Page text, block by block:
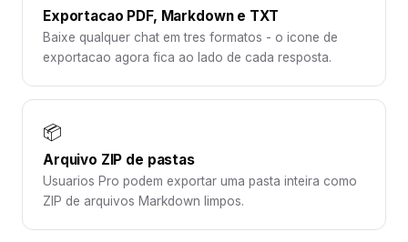
Exportacao PDF, Markdown e TXT
Baixe qualquer chat em tres formatos - o icone de
exportacao agora fica ao lado de cada resposta.
📦
Arquivo ZIP de pastas
Usuarios Pro podem exportar uma pasta inteira como
ZIP de arquivos Markdown limpos.